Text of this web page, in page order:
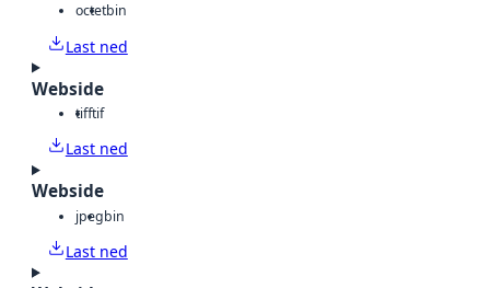
octetbin
Last ned
Webside
tifftif
Last ned
Webside
jpegbin
Last ned